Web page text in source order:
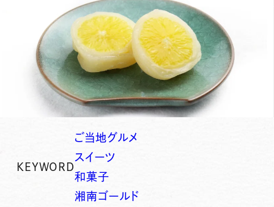
KEYWORD
ご当地グルメ
スイーツ
和菓子
湘南ゴールド